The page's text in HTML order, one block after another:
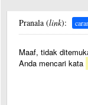
Pranala (link):
Maaf, tidak
Anda mencari kata